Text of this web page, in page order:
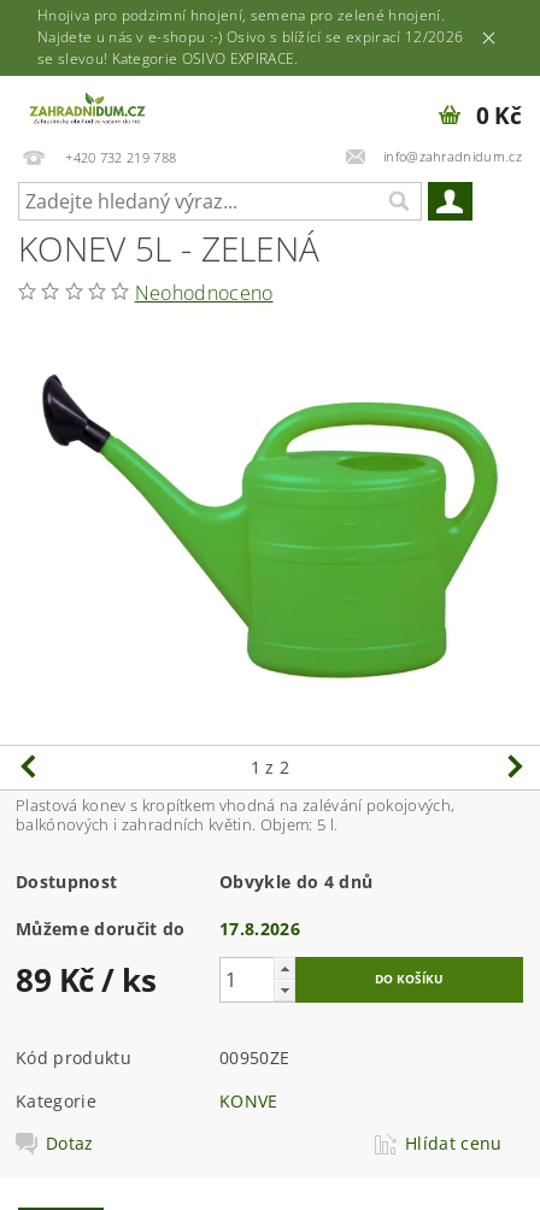
Hnojiva pro podzimní hnojení, semena pro zelené hnojení.
Najdete u nás v e-shopu :-) Osivo s blížící se expirací 12/2026
se slevou! Kategorie OSIVO EXPIRACE.
+420 732 219 788 info@zahradnidum.cz
0 Kč
KONEV 5L - ZELENÁ
Neohodnoceno
1 z 2
Plastová konev s kropítkem vhodná na zalévání pokojových,
balkónových i zahradních květin. Objem: 5 l.
Dostupnost Obvykle do 4 dnů
Můžeme doručit do 17.8.2026
89 Kč/ ks
Kód produktu
00950ZE
Kategorie
KONVE
Dotaz
Hlídat cenu